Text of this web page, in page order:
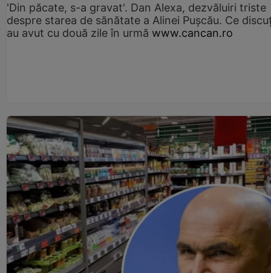
'Din păcate, s-a gravat'. Dan Alexa, dezvăluiri triste
despre starea de sănătate a Alinei Pușcău. Ce
au avut cu două zile în urmă www.cancan.ro